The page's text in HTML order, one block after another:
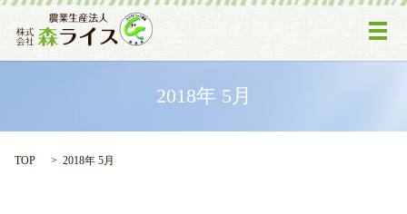
メ
2018年 5月
TOP 2018年 5月